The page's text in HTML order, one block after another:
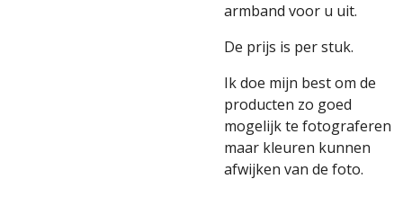
armband voor u uit.
De prijs is per stuk.
Ik doe mijn best om de
producten zo goed
mogelijk te fotograferen
maar kleuren kunnen
afwijken van de foto.